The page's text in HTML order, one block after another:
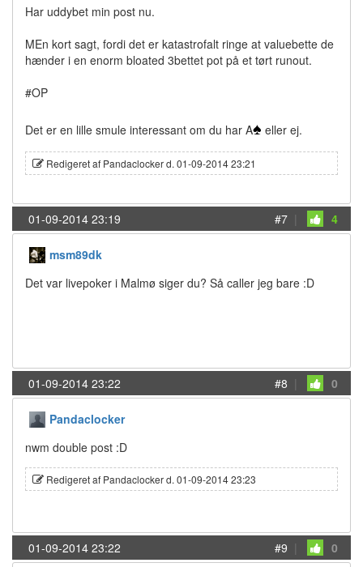
Har uddybet min post nu.
MEn kort sagt, fordi det er katastrofalt ringe at valuebette de
hænder i en enorm bloated 3bettet pot på et tørt runout.
#OP
Det er en lille smule interessant om du har A♠ eller ej.
Redigeret af Pandaclocker d. 01-09-2014 23:21
01-09-2014 23:19 #7 | 4
msm89dk
Det var livepoker i Malmø siger du? Så caller jeg bare :D
01-09-2014 23:22 #8 | 0
Pandaclocker
nwm double post :D
Redigeret af Pandaclocker d. 01-09-2014 23:23
01-09-2014 23:22 #9 | 0